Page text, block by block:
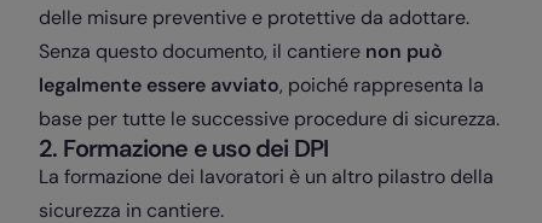
delle misure preventive e protettive da adottare.
Senza questo documento, il cantiere non può
legalmente essere avviato, poiché rappresenta la
base per tutte le successive procedure di sicurezza.
2. Formazione e uso dei DPI
La formazione dei lavoratori è un altro pilastro della
sicurezza in cantiere.